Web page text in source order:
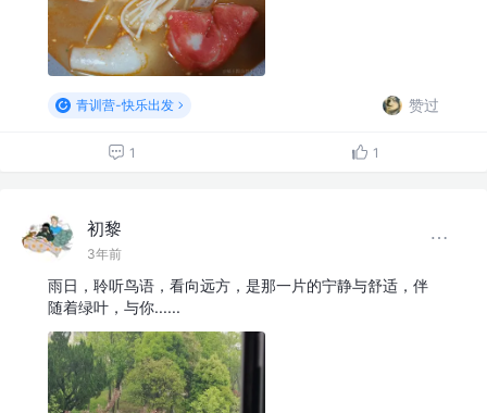
青训营-快乐出发 赞过
1 1
初黎
3年前
雨日，聆听鸟语，看向远方，是那一片的宁静与舒适，伴
随着绿叶，与你......